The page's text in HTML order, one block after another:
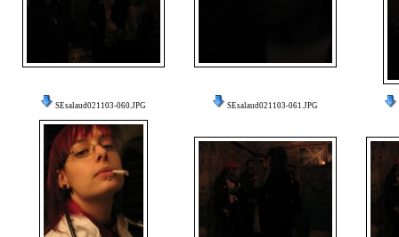
SEsalaud021103-060.JPG SEsalaud021103-061.JPG